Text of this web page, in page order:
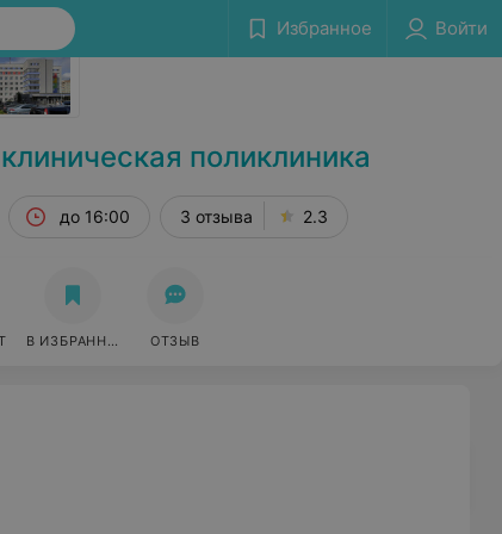
Избранное Войти
Сообщить об ошибке
поликлиника
до 16:00 3 отзыва 2.3
В ИЗБРАННОЕ ОТЗЫВ